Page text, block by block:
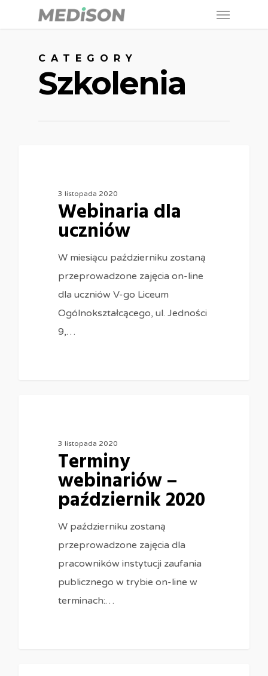
to
Menu
CATEGORY
Szkolenia
3 listopada 2020
Webinaria dla
uczniów
W miesiącu październiku zostaną
przeprowadzone zajęcia on-line
dla uczniów V-go Liceum
Ogólnokształcącego, ul. Jedności
9,…
3 listopada 2020
Terminy
webinariów –
październik 2020
W październiku zostaną
przeprowadzone zajęcia dla
pracowników instytucji zaufania
publicznego w trybie on-line w
terminach:…